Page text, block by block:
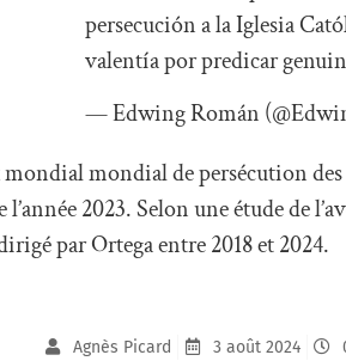
persecución a la Iglesia
valentía por predicar
— Edwing Román
mondial de persécution des
l’année 2023. Selon une étude de
par Ortega entre 2018 et 2024.
Agnès Picard 3 août 2024